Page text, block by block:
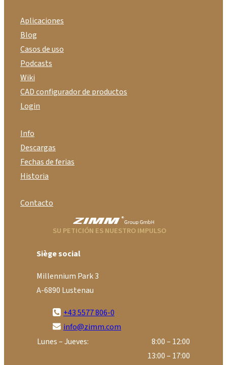
Aplicaciones
Blog
Casos de uso
Podcasts
Wiki
CAD configurador de productos
Login
Info
Descargas
Fechas de ferias
Historia
Contacto
SU PETICIÓN ES NUESTRO IMPULSO
Siège social
Millennium Park 3
A-6890 Lustenau
+43 5577 806-0
info@zimm.com
Lunes – Jueves:
8:00 – 12:00
13:00 – 17:00